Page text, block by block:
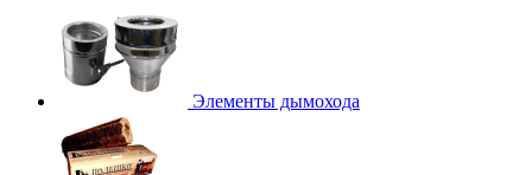
Элементы дымохода